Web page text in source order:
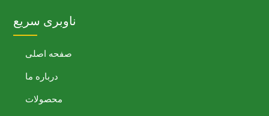
ناوبری سریع
صفحه اصلی
درباره ما
محصولات